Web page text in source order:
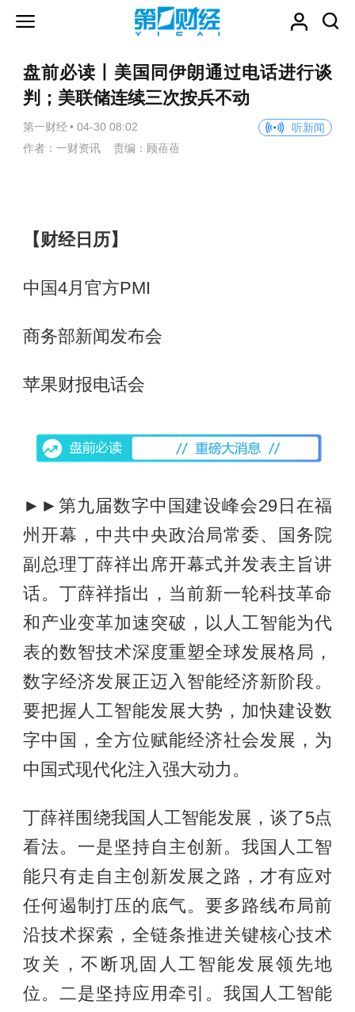
盘前必读丨美国同伊朗通过电话进行谈
判；美联储连续三次按兵不动
第一财经 • 04-30 08:02
听新闻
作者：一财资讯 责编：顾蓓蓓
【财经日历】
中国4月官方PMI
商务部新闻发布会
苹果财报电话会
►►第九届数字中国建设峰会29日在福
州开幕，中共中央政治局常委、国务院
副总理丁薛祥出席开幕式并发表主旨讲
话。丁薛祥指出，当前新一轮科技革命
和产业变革加速突破，以人工智能为代
表的数智技术深度重塑全球发展格局，
数字经济发展正迈入智能经济新阶段。
要把握人工智能发展大势，加快建设数
字中国，全方位赋能经济社会发展，为
中国式现代化注入强大动力。
丁薛祥围绕我国人工智能发展，谈了5点
看法。一是坚持自主创新。我国人工智
能只有走自主创新发展之路，才有应对
任何遏制打压的底气。要多路线布局前
沿技术探索，全链条推进关键核心技术
攻关，不断巩固人工智能发展领先地
位。二是坚持应用牵引。我国人工智能